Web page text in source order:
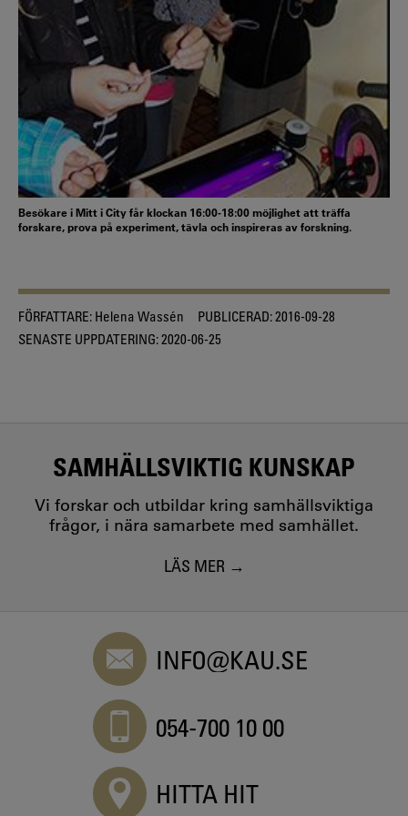
Besökare i Mitt i City får klockan 16:00-18:00 möjlighet att träffa
forskare, prova på experiment, tävla och inspireras av forskning.
FÖRFATTARE: Helena Wassén PUBLICERAD:2016-09-28
SENASTE UPPDATERING:2020-06-25
SAMHÄLLSVIKTIG KUNSKAP
Vi forskar och utbildar kring samhällsviktiga
frågor, i nära samarbete med samhället.
LÄS MER
INFO@KAU.SE
054-700 10 00
HITTA HIT